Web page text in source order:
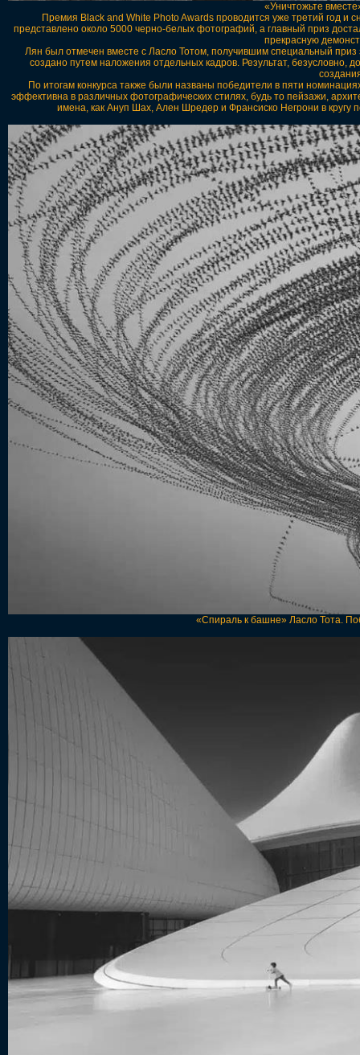
«Уничтожьте
Премия Black and White Photo Awards проводится уже третий год и
представлено около 5000 черно-белых фотографий, а главный приз
прекрасную
Лян был отмечен вместе с Ласло Тотом, получившим специальный
создано путем наложения отдельных кадров. Результат, безусловно,
По итогам конкурса также были названы победители в пяти
эффективна в различных фотографических стилях, будь то пейзажи,
имена, как Ануп Шах, Ален Шредер и Франсиско Негрони в кругу
«Спираль к башне» Ласло Тота.